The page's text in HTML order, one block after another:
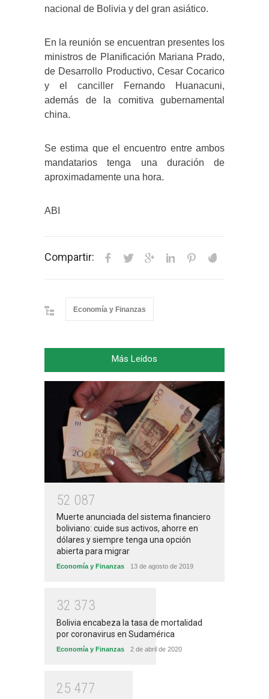
nacional de Bolivia y del gran asiático.
En la reunión se encuentran presentes los
ministros de Planificación Mariana Prado,
de Desarrollo Productivo, Cesar Cocarico
y el canciller Fernando Huanacuni,
además de la comitiva gubernamental
china.
Se estima que el encuentro entre ambos
mandatarios tenga una duración de
aproximadamente una hora.
ABI
Compartir:
Economía y Finanzas
Más Leídos
52 087
Muerte anunciada del sistema financiero
boliviano: cuide sus activos, ahorre en
dólares y siempre tenga una opción
abierta para migrar
Economía y Finanzas 13 de agosto de 2019
32 373
Bolivia encabeza la tasa de mortalidad
por coronavirus en Sudamérica
Economía y Finanzas 2 de abril de 2020
25 477